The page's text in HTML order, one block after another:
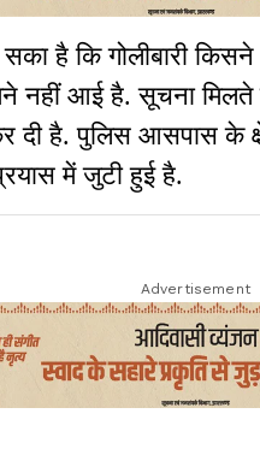
सका है कि गोलीबारी
नहीं आई है. सूचना मिलते
है. पुलिस आसपास के
में जुटी हुई है.
Advertisement